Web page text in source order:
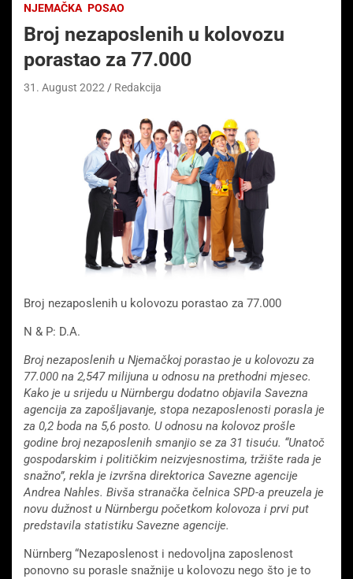
NJEMAČKA POSAO
Broj nezaposlenih u kolovozu
porastao za 77.000
31. August 2022 Redakcija
Broj nezaposlenih u kolovozu porastao za 77.000
N & P: D.A.
Broj nezaposlenih u Njemačkoj porastao je u kolovozu za
77.000 na 2,547 milijuna u odnosu na prethodni mjesec.
Kako je u srijedu u Nürnbergu dodatno objavila Savezna
agencija za zapošljavanje, stopa nezaposlenosti porasla je
za 0,2 boda na 5,6 posto. U odnosu na kolovoz prošle
godine broj nezaposlenih smanjio se za 31 tisuću. “Unatoč
gospodarskim i političkim neizvjesnostima, tržište rada je
snažno”, rekla je izvršna direktorica Savezne agencije
Andrea Nahles. Bivša stranačka čelnica SPD-a preuzela je
novu dužnost u Nürnbergu početkom kolovoza i prvi put
predstavila statistiku Savezne agencije.
Nürnberg “Nezaposlenost i nedovoljna zaposlenost
ponovno su porasle snažnije u kolovozu nego što je to